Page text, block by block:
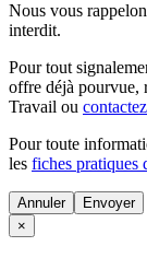
Nous vous
interdit.
Pour tout
offre déjà pourvue,
Travail ou
Pour toute
les fiches pratiques
Annuler
×